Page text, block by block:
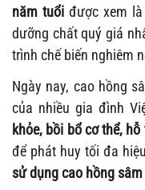
năm tuổi được xem
dưỡng chất quý giá
trình chế biến nghiêm
Ngày nay, cao hồng
của nhiều gia đình
khỏe, bồi bổ cơ thể,
để phát huy tối đa
sử dụng cao hồng